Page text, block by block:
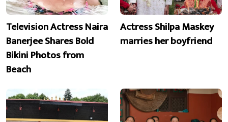
Television Actress Naira
Banerjee Shares Bold
Bikini Photos from
Beach
Actress Shilpa Maskey
marries her boyfriend